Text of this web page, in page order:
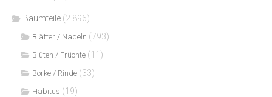
Baumteile (2.896)
Blätter / Nadeln (793)
Blüten / Früchte (11)
Borke / Rinde (33)
Habitus (19)